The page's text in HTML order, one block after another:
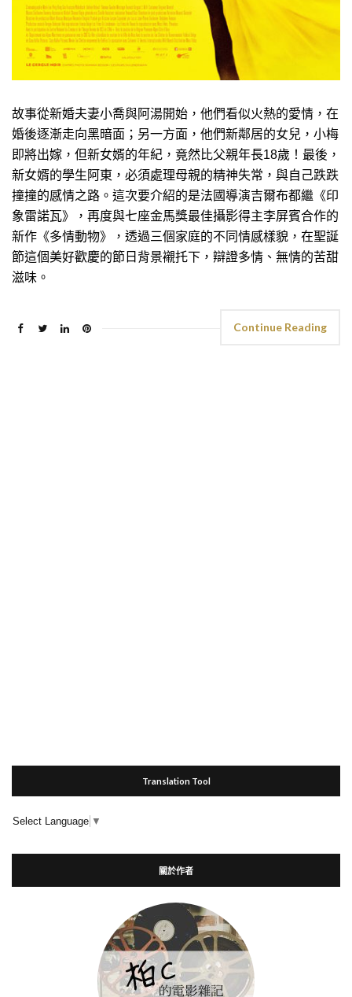
故事從新婚夫妻小喬與阿湯開始，他們看似火熱的愛情，在
婚後逐漸走向黑暗面；另一方面，他們新鄰居的女兒，小梅
即將出嫁，但新女婿的年紀，竟然比父親年長18歲！最後，
新女婿的學生阿東，必須處理母親的精神失常，與自己跌跌
撞撞的感情之路。這次要介紹的是法國導演吉爾布都繼《印
象雷諾瓦》，再度與七座金馬獎最佳攝影得主李屏賓合作的
新作《多情動物》，透過三個家庭的不同情感樣貌，在聖誕
節這個美好歡慶的節日背景襯托下，辯證多情、無情的苦甜
滋味。
Continue Reading
Translation Tool
Select Language ▼
關於作者